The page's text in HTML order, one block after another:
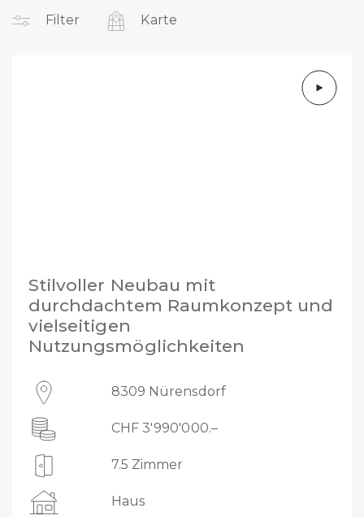
Filter Karte
Stilvoller Neubau mit
durchdachtem Raumkonzept und
vielseitigen
Nutzungsmöglichkeiten
8309 Nürensdorf
CHF 3'990'000.–
7.5 Zimmer
Haus